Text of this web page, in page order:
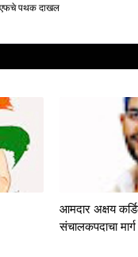
पथक दाखल
आमदार अक्षय
संचालकपदाचा